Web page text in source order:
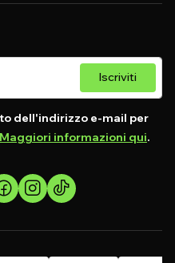
Iscriviti
dell'indirizzo e-mail per
Maggiori informazioni qui.